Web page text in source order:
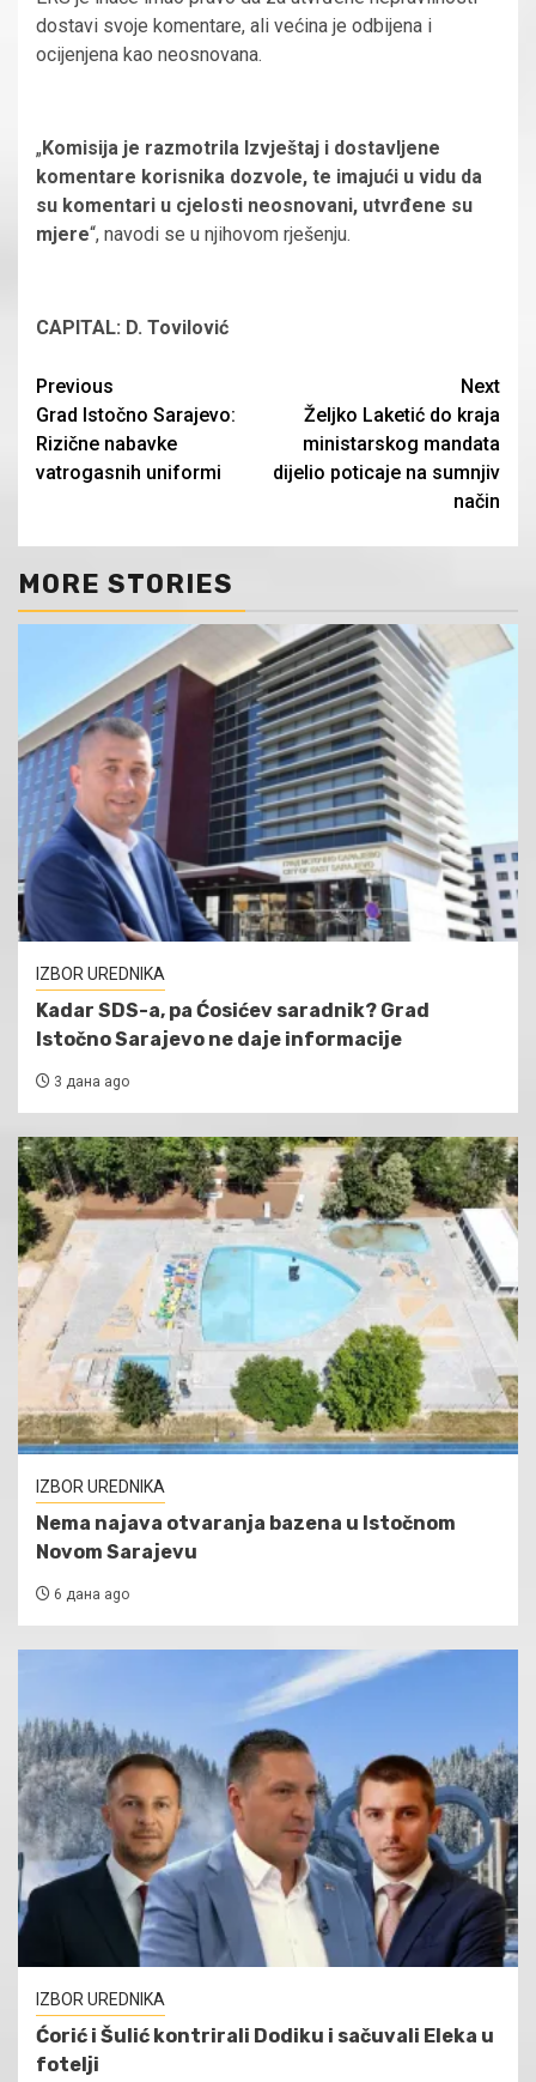
dostavi svoje komentare, ali većina je odbijena i
ocijenjena kao neosnovana.
„ Komisija je razmotrila Izvještaj i dostavljene
komentare korisnika dozvole, te imajući u vidu da
su komentari u cjelosti neosnovani, utvrđene su
mjere“, navodi se u njihovom rješenju.
CAPITAL: D. Tovilović
Continue
Reading
Previous
Grad Istočno Sarajevo:
Rizične nabavke
vatrogasnih uniformi
Next
Željko Laketić do kraja
ministarskog mandata
dijelio poticaje na sumnjiv
način
MORE STORIES
IZBOR UREDNIKA
Kadar SDS-a, pa Ćosićev saradnik? Grad
Istočno Sarajevo ne daje informacije
3 дана ago
IZBOR UREDNIKA
Nema najava otvaranja bazena u Istočnom
Novom Sarajevu
6 дана ago
IZBOR UREDNIKA
Ćorić i Šulić kontrirali Dodiku i sačuvali Eleka u
fotelji